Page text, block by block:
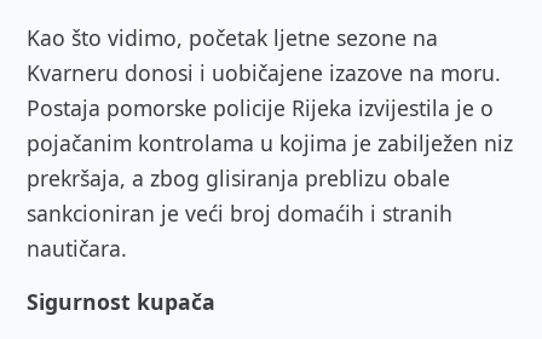
Kao što vidimo, početak ljetne sezone na
Kvarneru donosi i uobičajene izazove na moru.
Postaja pomorske policije Rijeka izvijestila je o
pojačanim kontrolama u kojima je zabilježen niz
prekršaja, a zbog glisiranja preblizu obale
sankcioniran je veći broj domaćih i stranih
nautičara.
Sigurnost kupača